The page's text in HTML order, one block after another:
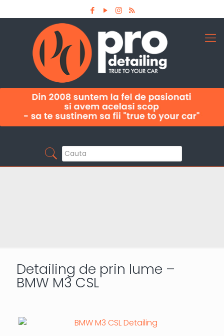
Detailing de prin lume –
BMW M3 CSL
Aboneaza-te la newsletter
Pro Detailing
Sunt primul care afla noutatile din domeniu la